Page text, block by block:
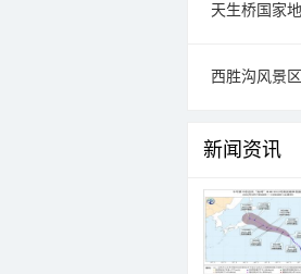
西胜沟风景区
新闻资讯